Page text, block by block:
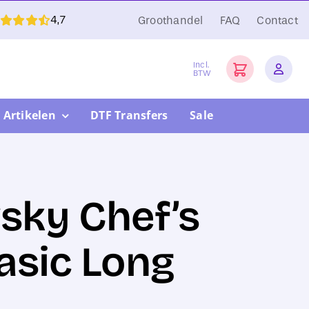
4,7 Groothandel FAQ Contact
Incl.
BTW
Artikelen DTF Transfers Sale
Chef’s
Long